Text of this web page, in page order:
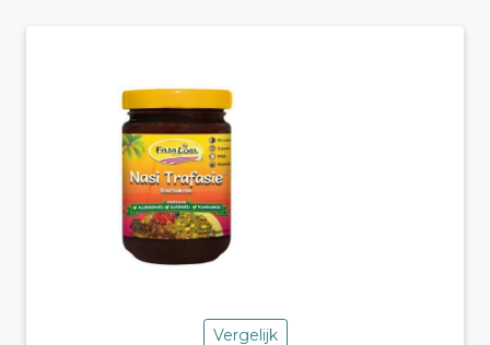
Vergelijk